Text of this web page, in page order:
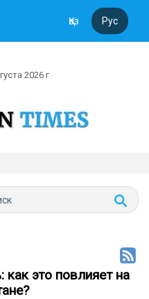
Қаз Рус
2026 г
это повлияет на